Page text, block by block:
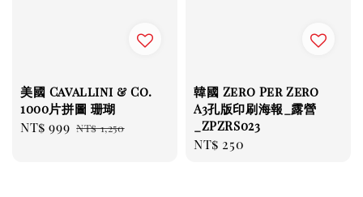
美國 Cavallini & Co.
1000片拼圖 珊瑚
Sale
NT$ 999 Regular
NT$ 1,250
韓國 Zero Per Zero
A3孔版印刷海報_露營
_ZPZRS023
Regular
NT$ 250